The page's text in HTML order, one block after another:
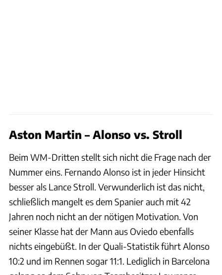
Aston Martin – Alonso vs. Stroll
Beim WM-Dritten stellt sich nicht die Frage nach der
Nummer eins. Fernando Alonso ist in jeder Hinsicht
besser als Lance Stroll. Verwunderlich ist das nicht,
schließlich mangelt es dem Spanier auch mit 42
Jahren noch nicht an der nötigen Motivation. Von
seiner Klasse hat der Mann aus Oviedo ebenfalls
nichts eingebüßt. In der Quali-Statistik führt Alonso
10:2 und im Rennen sogar 11:1. Lediglich in Barcelona